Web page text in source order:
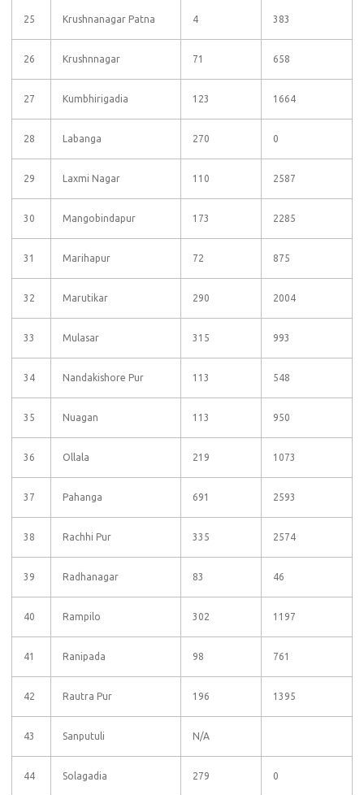
25 Krushnanagar Patna 4 383
26 Krushnnagar 71 658
27 Kumbhirigadia 123 1664
28 Labanga 270 0
29 Laxmi Nagar 110 2587
30 Mangobindapur 173 2285
31 Marihapur 72 875
32 Marutikar 290 2004
33 Mulasar 315 993
34 Nandakishore Pur 113 548
35 Nuagan 113 950
36 Ollala 219 1073
37 Pahanga 691 2593
38 Rachhi Pur 335 2574
39 Radhanagar 83 46
40 Rampilo 302 1197
41 Ranipada 98 761
42 Rautra Pur 196 1395
43 Sanputuli N/A
44 Solagadia 279 0